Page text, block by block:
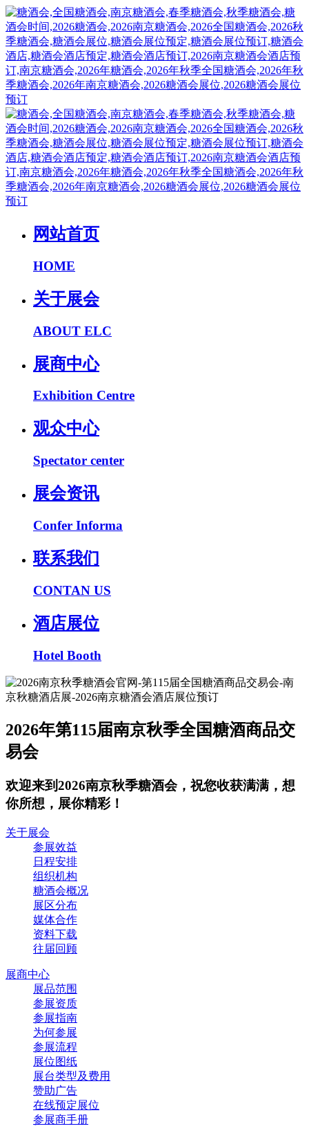
网站首页
HOME
关于展会
ABOUT ELC
展商中心
Exhibition Centre
观众中心
Spectator center
展会资讯
Confer Informa
联系我们
CONTAN US
酒店展位
Hotel Booth
2026年第115届南京秋季全国糖酒商品交
易会
欢迎来到2026南京秋季糖酒会，祝您收获满满，想
你所想，展你精彩！
关于展会
参展效益
日程安排
组织机构
糖酒会概况
展区分布
媒体合作
资料下载
往届回顾
展商中心
展品范围
参展资质
参展指南
为何参展
参展流程
展位图纸
展台类型及费用
赞助广告
在线预定展位
参展商手册